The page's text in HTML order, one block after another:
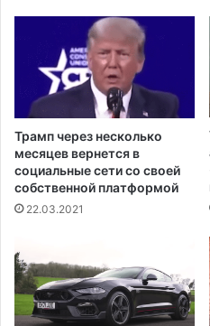
в
л
ю
д
я
м
з
-
з
а
ь
а
н
и
л
а
л
и
ф
о
Трамп через несколько
месяцев вернется в
социальные сети со своей
собственной платформой
22.03.2021